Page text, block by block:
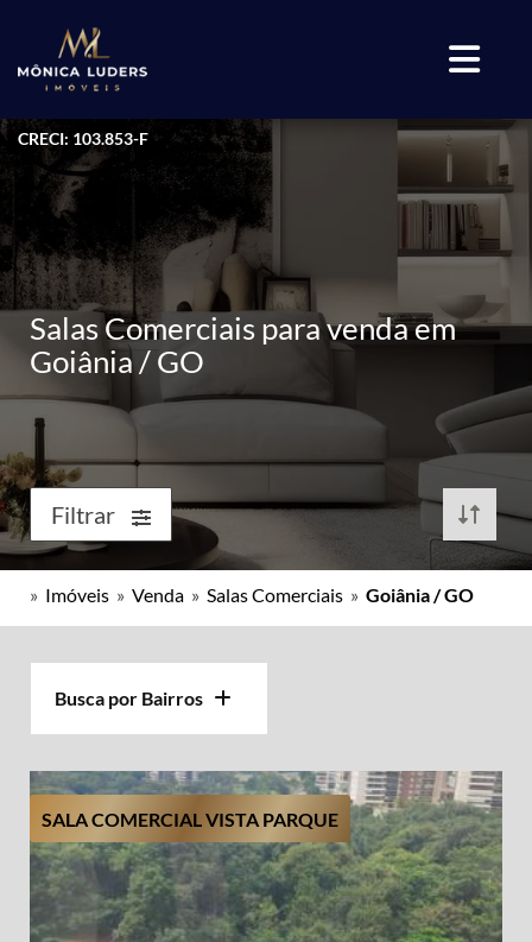
CRECI: 103.853-F
Salas Comerciais para venda em
Goiânia / GO
Filtrar
» Imóveis » Venda » Salas Comerciais » Goiânia / GO
Busca por Bairros
SALA COMERCIAL VISTA PARQUE